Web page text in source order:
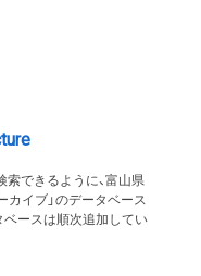
索できるように、富山県
カイブ」のデータベース
ベースは順次追加してい